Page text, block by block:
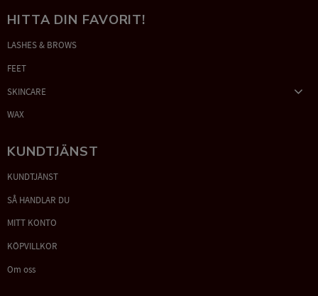
HITTA DIN FAVORIT!
LASHES & BROWS
FEET
SKINCARE
WAX
KUNDTJÄNST
KUNDTJÄNST
SÅ HANDLAR DU
MITT KONTO
KÖPVILLKOR
Om oss